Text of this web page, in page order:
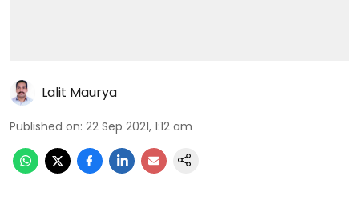
Lalit Maurya
Published on: 22 Sep 2021, 1:12 am